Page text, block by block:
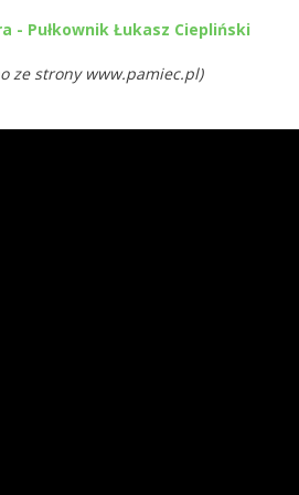
- Pułkownik Łukasz Ciepliński
ze strony www.pamiec.pl)